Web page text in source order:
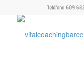
Teléfono 609